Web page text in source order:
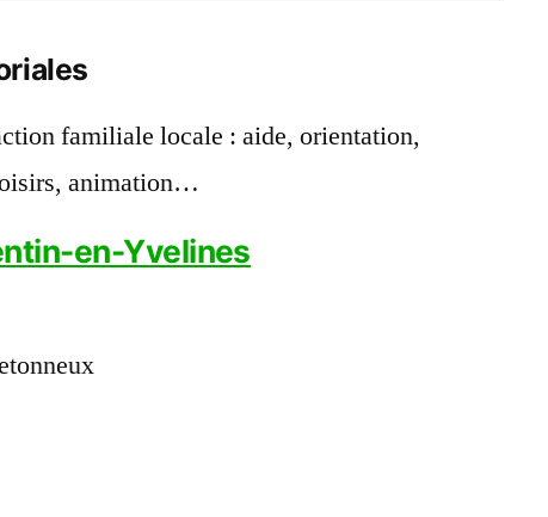
familiale locale : aide, orientation,
animation…
en-Yvelines